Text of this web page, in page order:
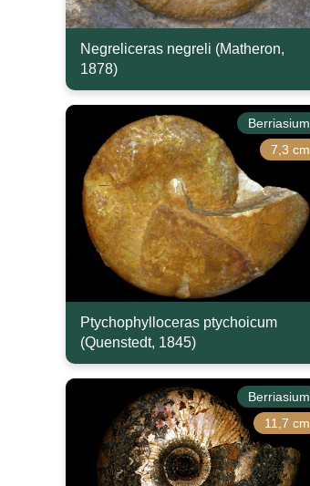
Negreliceras negreli (Matheron,
1878)
Berriasium
7,3 cm
Ptychophylloceras ptychoicum
(Quenstedt, 1845)
Berriasium
11,7 cm